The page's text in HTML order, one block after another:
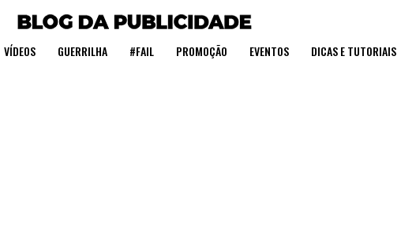
VÍDEOS GUERRILHA #FAIL PROMOÇÃO EVENTOS DICAS E TUTORIAIS